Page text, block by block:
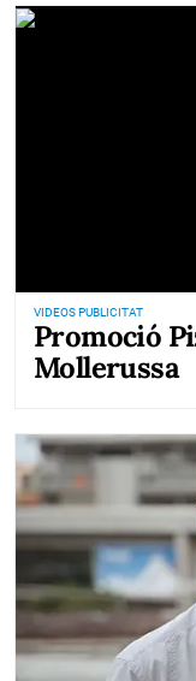
VIDEOS PUBLICITAT
Promoció
Mollerussa